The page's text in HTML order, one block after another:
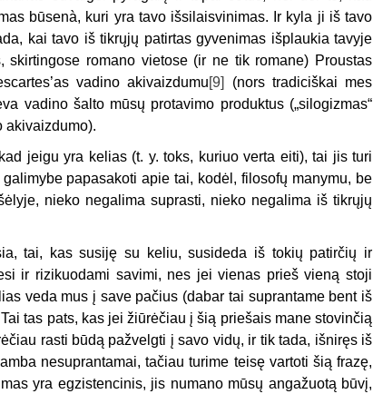
būsenà, kuri yra tavo išsilaisvinimas. Ir kyla ji iš tavo
kai tavo iš tikrųjų patirtas gyvenimas išplaukia tavyje
romano vietose (ir ne tik romane) Proustas
vadino akivaizdumu[9]
(nors tradiciškai mes
vadino šalto mūsų protavimo produktus („silogizmas“
akivaizdumo).
jeigu yra kelias (t. y. toks, kuriuo verta eiti), tai jis turi
papasakoti apie tai, kodėl, filosofų manymu, be
nieko negalima suprasti, nieko negalima iš tikrųjų
tai, kas susiję su keliu, susideda iš tokių patirčių ir
ir rizikuodami savimi, nes jei vienas prieš vieną stoji
veda mus į save pačius (dabar tai suprantame bent iš
tas pats, kas jei žiūrėčiau į šią priešais mane stovinčią
rasti būdą pažvelgti į savo vidų, ir tik tada, išniręs iš
nesuprantamai, tačiau turime teisę vartoti šią frazę,
yra egzistencinis, jis numano mūsų angažuotą būvį,